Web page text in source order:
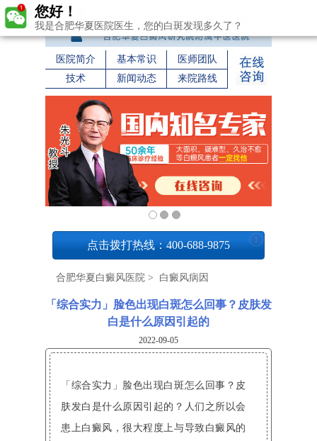
医院简介 基本常识
医师团队
技术
新闻动态 来院路线
点击拨打热线：400-688-9875
合肥华夏白癜风医院 > 白癜风病因
「综合实力」脸色出现白斑怎么回事？皮肤发
白是什么原因引起的
2022-09-05
「综合实力」脸色出现白斑怎么回事？皮
肤发白是什么原因引起的？人们之所以会
患上白癜风，很大程度上与导致白癜风的
您好！
我是合肥华夏医院医生，您的白斑发现多久了？